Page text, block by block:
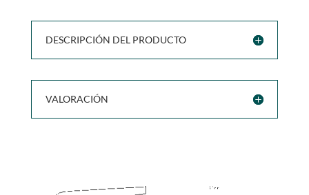
DESCRIPCIÓN DEL PRODUCTO
VALORACIÓN